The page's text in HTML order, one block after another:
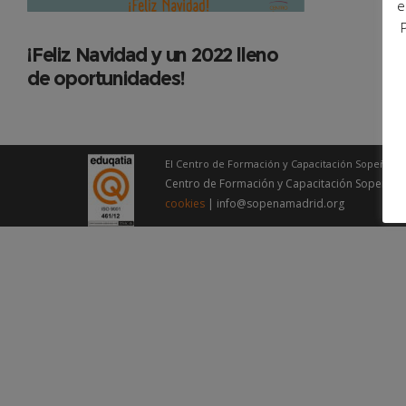
¡Feliz Navidad y un 2022 lleno
de oportunidades!
El Centro de Formación y Capacitación Sopeña –
Centro de Formación y Capacitación
cookies | info@sopenamadrid.org